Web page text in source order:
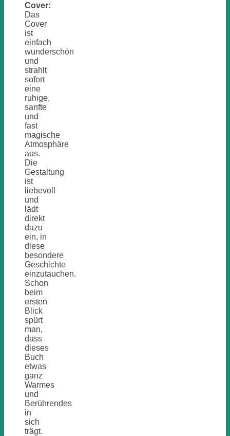
Cover:
Das
Cover
ist
einfach
wunderschön
und
strahlt
sofort
eine
ruhige,
sanfte
und
fast
magische
Atmosphäre
aus.
Die
Gestaltung
ist
liebevoll
und
lädt
direkt
dazu
ein, in
diese
besondere
Geschichte
einzutauchen.
Schon
beim
ersten
Blick
spürt
man,
dass
dieses
Buch
etwas
ganz
Warmes
und
Berührendes
in
sich
trägt.